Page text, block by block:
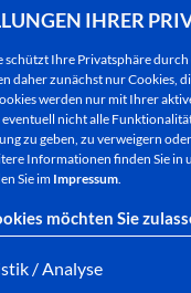
IHRER
schützt Ihre Privatsphäre
daher zunächst nur Cookies,
werden nur mit Ihrer
nicht alle
zu geben, zu verweigern
Informationen finden Sie in
Sie im Impressum.
möchten Sie
/ Analyse
Kritikern und
mehr als 100
„Feuerwerk der
Erwachsene“
konnte man direkt
Am morgigen
10 Uhr statt. Es
„DIE GOLDENE